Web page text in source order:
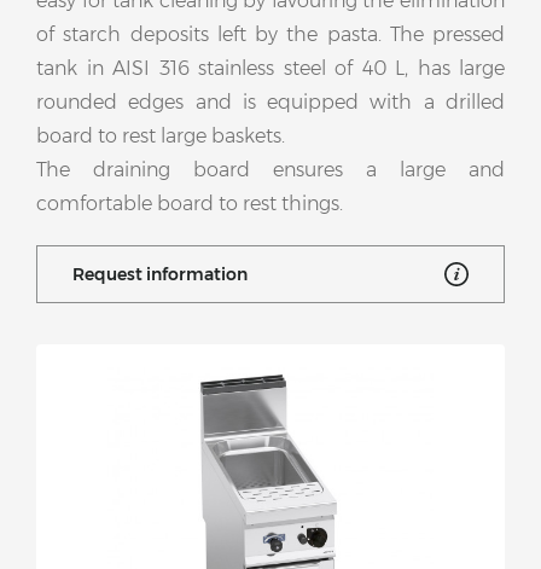
of starch deposits left by the pasta. The pressed
tank in AISI 316 stainless steel of 40 L, has large
rounded edges and is equipped with a drilled
board to rest large baskets.
The draining board ensures a large and
comfortable board to rest things.
Request information